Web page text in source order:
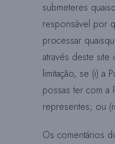
submeteres
responsável por
processar
através deste
limitação, se (i) a
possas ter com a
representes; ou
Os comentários